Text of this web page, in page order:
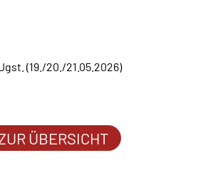
(19./20./21.05.2026)
ÜBERSICHT